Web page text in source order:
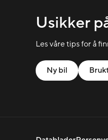
Usikker
Les våre tips for å
Ny bil